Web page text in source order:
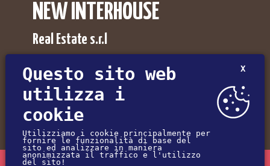
NEW INTERHOUSE
Real Estate s.r.l
Agenzia Immobiliare NewInterhouse a Pordenone,
Udine, Trieste e Gorizia.
Via Umberto I°, 30
33085 - Maniago (PN) - Italy
(+39) 0427-72547
Questo sito web
utilizza i
cookie
X
Utilizziamo i cookie principalmente per
fornire le funzionalità di base del
sito ed analizzare in maniera
anonimizzata il traffico e l'utilizzo
del sito!